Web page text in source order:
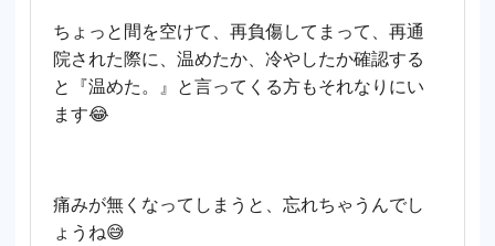
ちょっと間を空けて、再負傷してまって、再通
院された際に、温めたか、冷やしたか確認する
と『温めた。』と言ってくる方もそれなりにい
ます😂
痛みが無くなってしまうと、忘れちゃうんでし
ょうね😅